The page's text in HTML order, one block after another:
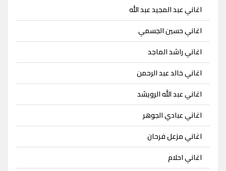
اغاني عبد المجيد عبد الله
اغاني حسين الجسمي
اغاني راشد الماجد
اغاني خالد عبد الرحمن
اغاني عبد الله الرويشد
اغاني عبادي الجوهر
اغاني مزعل فرحان
اغاني احلام